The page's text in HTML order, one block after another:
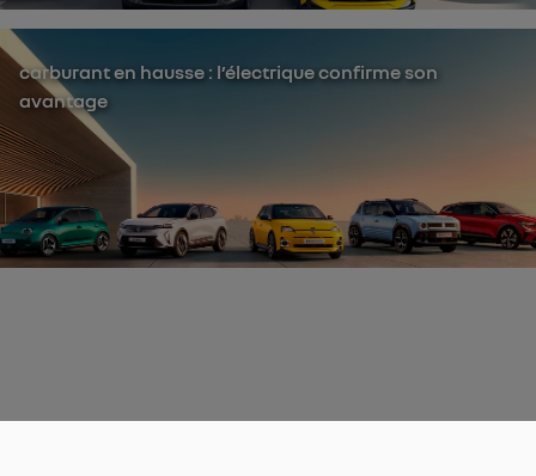
carburant en hausse : l’électrique confirme son
avantage